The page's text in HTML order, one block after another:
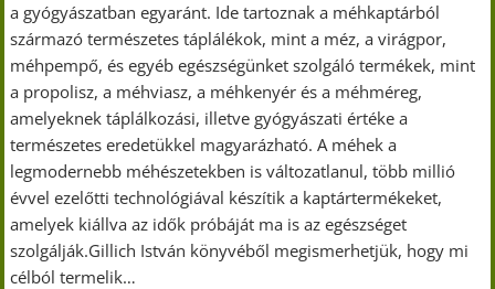
a gyógyászatban egyaránt. Ide tartoznak a méhkaptárból
származó természetes táplálékok, mint a méz, a virágpor,
méhpempő, és egyéb egészségünket szolgáló termékek, mint
a propolisz, a méhviasz, a méhkenyér és a méhméreg,
amelyeknek táplálkozási, illetve gyógyászati értéke a
természetes eredetükkel magyarázható. A méhek a
legmodernebb méhészetekben is változatlanul, több millió
évvel ezelőtti technológiával készítik a kaptártermékeket,
amelyek kiállva az idők próbáját ma is az egészséget
szolgálják.Gillich István könyvéből megismerhetjük, hogy mi
célból termelik…